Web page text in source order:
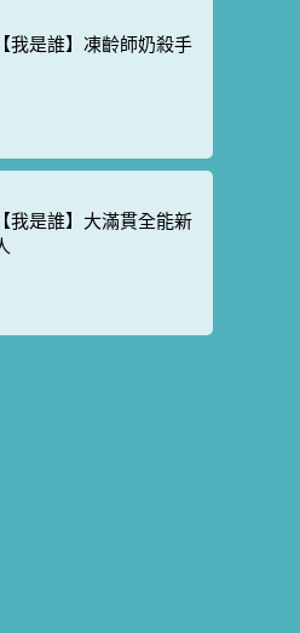
【我是誰】凍齡師奶殺手
【我是誰】大滿貫全能新